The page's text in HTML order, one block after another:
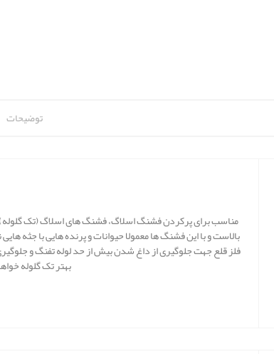
توضیحات
مناسب برای پرکردن فشنگ اسلاگ، فشنگ های اسلاگ (تک گلوله)
بالاست و با این فشنگ ها معمولا حیوانات و پرنده هایی با جثه
فلز قلع جهت جلوگیری از داغ شدن بیش از حد لوله تفنگ و
بهتر تک گلوله